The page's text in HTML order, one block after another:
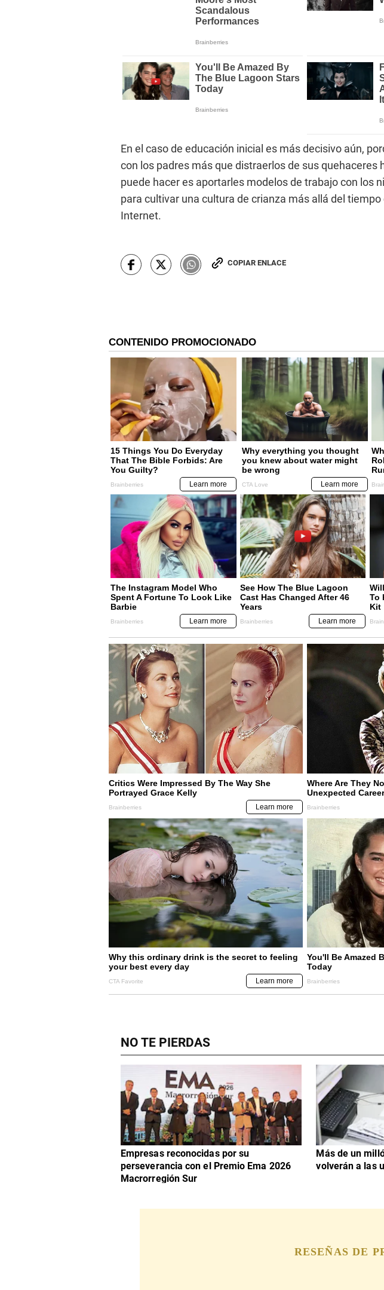
En el caso de educación inicial es más decisivo aún,
con los padres más que distraerlos de sus quehaceres
puede hacer es aportarles modelos de trabajo con los
para cultivar una cultura de crianza más allá del
Internet.
COPIAR ENLACE
NO TE PIERDAS
Empresas reconocidas por su
perseverancia con el Premio Ema 2026
Macrorregión Sur
Más de un
volverán a las